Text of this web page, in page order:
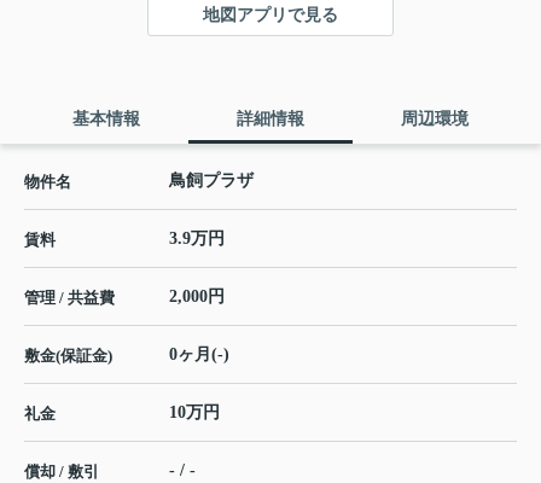
地図アプリで見る
基本情報 詳細情報 周辺環境
物件名 鳥飼プラザ
賃料 3.9万円
管理 / 共益費 2,000円
敷金(保証金) 0ヶ月(-)
礼金 10万円
償却 / 敷引 - / -